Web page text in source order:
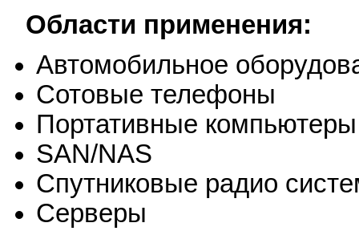
Области применения:
Автомобильное
Сотовые телефоны
Портативные компьютеры
SAN/NAS
Спутниковые радио
Серверы